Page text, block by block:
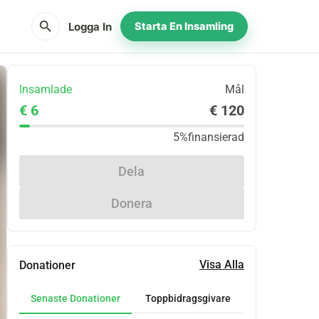
search Logga In Starta En Insamling
Insamlade Mål
€ 6 € 120
5%finansierad
Dela
Donera
Donationer Visa Alla
Senaste Donationer Toppbidragsgivare